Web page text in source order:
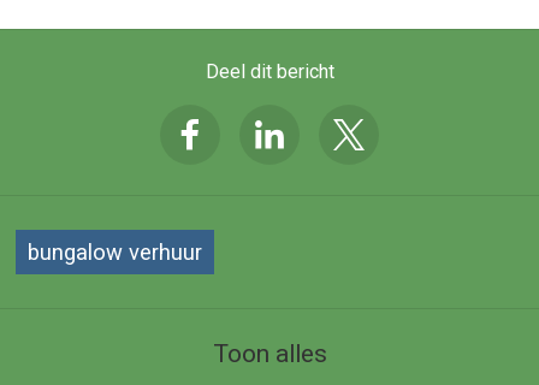
Deel dit bericht
bungalow verhuur
Toon alles